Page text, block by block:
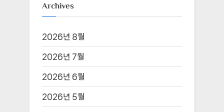
Archives
2026년 8월
2026년 7월
2026년 6월
2026년 5월